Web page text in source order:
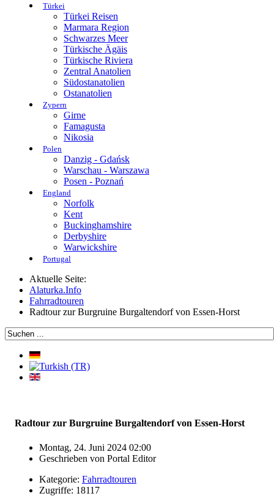
Türkei
Türkei Reisen
Marmara Region
Schwarzes Meer
Türkische Ägäis
Türkische Riviera
Zentral Anatolien
Südostanatolien
Ostanatolien
Zypern
Girne
Famagusta
Nikosia
Polen
Danzig - Gdańsk
Warschau - Warszawa
Posen - Poznań
England
Norfolk
Kent
Buckinghamshire
Derbyshire
Warwickshire
Portugal
Aktuelle Seite:
Alaturka.Info
Fahrradtouren
Radtour zur Burgruine Burgaltendorf von Essen-Horst
Radtour zur Burgruine Burgaltendorf von Essen-Horst
Montag, 24. Juni 2024 02:00
Geschrieben von Portal Editor
Kategorie: Fahrradtouren
Zugriffe: 18117